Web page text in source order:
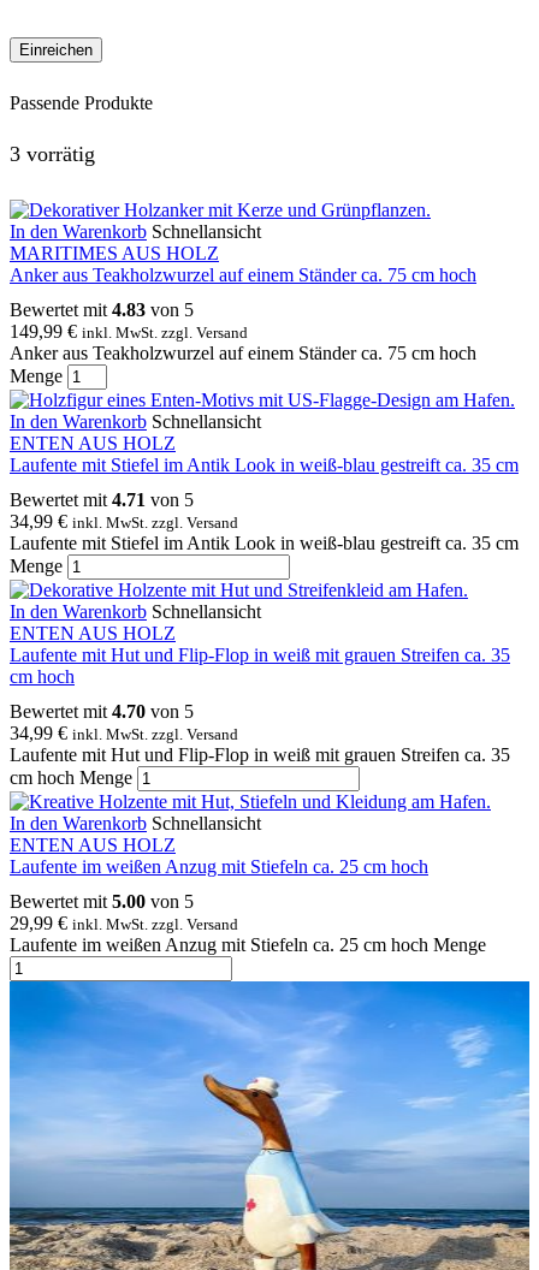
Passende Produkte
3 vorrätig
In den Warenkorb Schnellansicht
MARITIMES AUS HOLZ
Anker aus Teakholzwurzel auf einem Ständer ca. 75 cm hoch
Bewertet mit 4.83 von 5
149,99 € inkl. MwSt. zzgl. Versand
Anker aus Teakholzwurzel auf einem Ständer ca. 75 cm hoch
Menge
In den Warenkorb Schnellansicht
ENTEN AUS HOLZ
Laufente mit Stiefel im Antik Look in weiß-blau gestreift ca. 35 cm
Bewertet mit 4.71 von 5
34,99 € inkl. MwSt. zzgl. Versand
Laufente mit Stiefel im Antik Look in weiß-blau gestreift ca. 35 cm
Menge
In den Warenkorb Schnellansicht
ENTEN AUS HOLZ
Laufente mit Hut und Flip-Flop in weiß mit grauen Streifen ca. 35
cm hoch
Bewertet mit 4.70 von 5
34,99 € inkl. MwSt. zzgl. Versand
Laufente mit Hut und Flip-Flop in weiß mit grauen Streifen ca. 35
cm hoch Menge
In den Warenkorb Schnellansicht
ENTEN AUS HOLZ
Laufente im weißen Anzug mit Stiefeln ca. 25 cm hoch
Bewertet mit 5.00 von 5
29,99 € inkl. MwSt. zzgl. Versand
Laufente im weißen Anzug mit Stiefeln ca. 25 cm hoch Menge